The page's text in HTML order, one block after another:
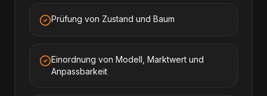
Prüfung von Zustand und Baum
Einordnung von Modell, Marktwert und
Anpassbarkeit